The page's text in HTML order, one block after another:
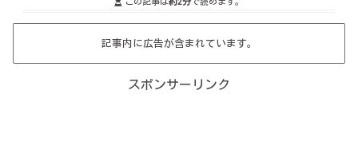
記事内に広告が含まれています。
スポンサーリンク